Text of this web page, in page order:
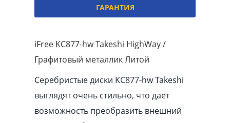
ГАРАНТИЯ
iFree KC877-hw Takeshi HighWay /
Графитовый металлик Литой
Серебристые диски KC877-hw Takeshi
выглядят очень стильно, что дает
возможность преобразить внешний